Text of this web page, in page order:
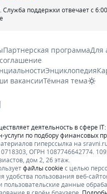
Служба поддержки отвечает с 6:00
Партнерская программаДля
Энциклопедия
вакансииТёмная тема
деятельность в сфере
услуги по подбору финансовых
гиперссылка на
ОГРН 1087746642774.
дом 2, 26 этаж.
файлы cookieс целью
удобства пользования веб-
пользовательские данные